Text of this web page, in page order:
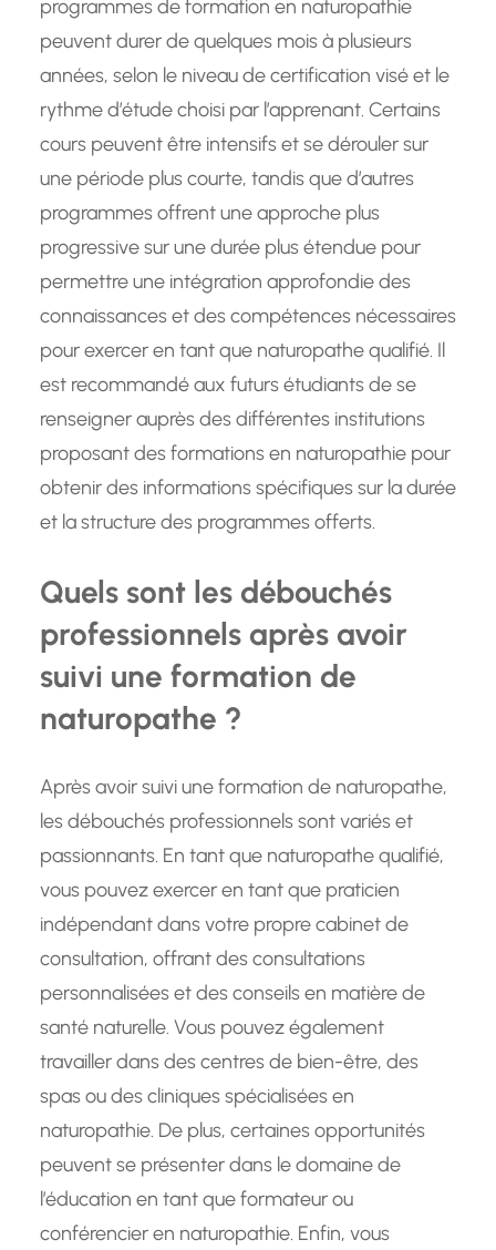
programmes de formation en naturopathie
peuvent durer de quelques mois à plusieurs
années, selon le niveau de certification visé et le
rythme d’étude choisi par l’apprenant. Certains
cours peuvent être intensifs et se dérouler sur
une période plus courte, tandis que d’autres
programmes offrent une approche plus
progressive sur une durée plus étendue pour
permettre une intégration approfondie des
connaissances et des compétences nécessaires
pour exercer en tant que naturopathe qualifié. Il
est recommandé aux futurs étudiants de se
renseigner auprès des différentes institutions
proposant des formations en naturopathie pour
obtenir des informations spécifiques sur la durée
et la structure des programmes offerts.
Quels sont les débouchés
professionnels après avoir
suivi une formation de
naturopathe ?
Après avoir suivi une formation de naturopathe,
les débouchés professionnels sont variés et
passionnants. En tant que naturopathe qualifié,
vous pouvez exercer en tant que praticien
indépendant dans votre propre cabinet de
consultation, offrant des consultations
personnalisées et des conseils en matière de
santé naturelle. Vous pouvez également
travailler dans des centres de bien-être, des
spas ou des cliniques spécialisées en
naturopathie. De plus, certaines opportunités
peuvent se présenter dans le domaine de
l’éducation en tant que formateur ou
conférencier en naturopathie. Enfin, vous